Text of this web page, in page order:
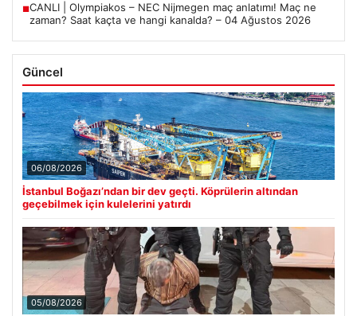
■CANLI | Olympiakos – NEC Nijmegen maç anlatımı! Maç ne
zaman? Saat kaçta ve hangi kanalda? – 04 Ağustos 2026
Güncel
06/08/2026
İstanbul Boğazı’ndan bir dev geçti. Köprülerin altından
geçebilmek için kulelerini yatırdı
05/08/2026